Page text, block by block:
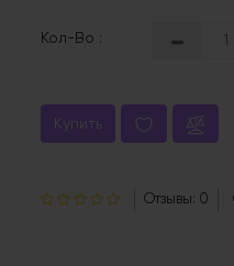
Кол-Во :
Купить
Отзывы: 0